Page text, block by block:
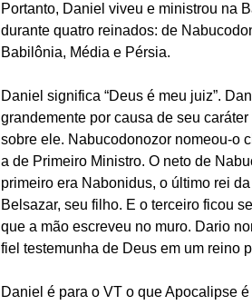
Portanto, Daniel viveu e ministrou na
durante quatro reinados: de
Babilônia, Média e Pérsia.
Daniel significa “Deus é meu juiz”.
grandemente por causa de seu
sobre ele. Nabucodonozor nomeou-o
a de Primeiro Ministro. O neto de
primeiro era Nabonidus, o último rei
Belsazar, seu filho. E o terceiro ficou
que a mão escreveu no muro. Dario
fiel testemunha de Deus em um reino
Daniel é para o VT o que Apocalipse